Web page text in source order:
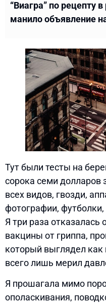
“Виагра” по рецепту
манило объявление
Тут были тесты на
сорока семи долларов
всех видов, гвозди,
фотографии, футболки,
Я три раза
вакцины от гриппа,
который выглядел как
всего лишь мерил
Я прошагала мимо
ополаскивания,